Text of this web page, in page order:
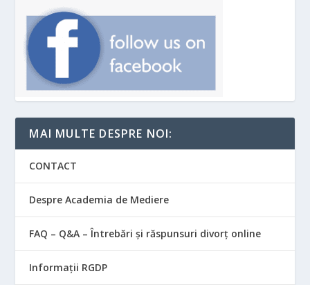
MAI MULTE DESPRE NOI:
CONTACT
Despre Academia de Mediere
FAQ – Q&A – Întrebări și răspunsuri divorț online
Informații RGDP